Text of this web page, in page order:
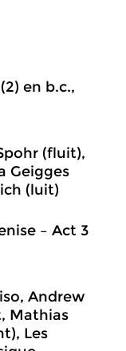
en b.c.,
(fluit),
Geigges
(luit)
– Act 3
Andrew
Mathias
Les